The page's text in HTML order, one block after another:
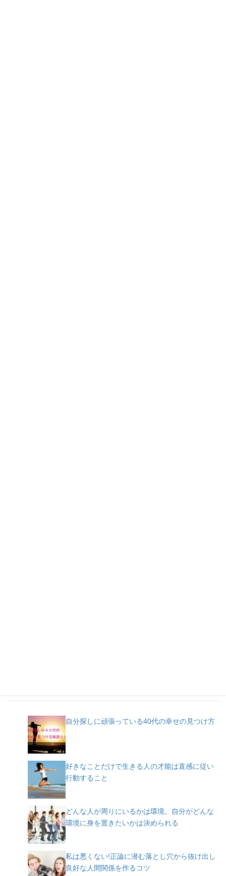
自分探しに頑張っている40代の幸せの見つけ方
好きなことだけで生きる人の才能は直感に従い
行動すること
どんな人が周りにいるかは環境。自分がどんな
環境に身を置きたいかは決められる
私は悪くない!正論に潜む落とし穴から抜け出し
良好な人間関係を作るコツ